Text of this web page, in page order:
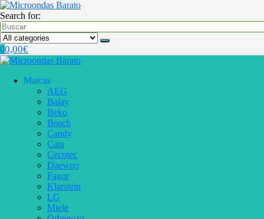
Search for:
00,00€
Marcas
AEG
Balay
Beko
Bosch
Candy
Cata
Cecotec
Daewoo
Fagor
Klarstein
LG
Miele